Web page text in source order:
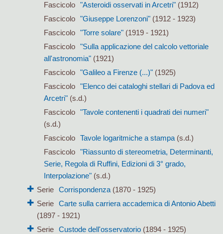
Fascicolo
"Asteroidi osservati in Arcetri"(1912)
Fascicolo
"Giuseppe Lorenzoni"(1912 - 1923)
Fascicolo
"Torre solare"(1919 - 1921)
Fascicolo
"Sulla applicazione del calcolo vettoriale
all'astronomia"(1921)
Fascicolo
"Galileo a Firenze (...)"(1925)
Fascicolo
"Elenco dei cataloghi stellari di Padova ed
Arcetri"(s.d.)
Fascicolo
"Tavole contenenti i quadrati dei numeri"
(s.d.)
Fascicolo
Tavole logaritmiche a stampa(s.d.)
Fascicolo
"Riassunto di stereometria, Determinanti,
Serie, Regola di Ruffini, Edizioni di 3° grado,
Interpolazione"(s.d.)
Serie
Corrispondenza (1870 - 1925)
Serie
Carte sulla carriera accademica di Antonio Abetti
(1897 - 1921)
Serie
Custode dell'osservatorio (1894 - 1925)